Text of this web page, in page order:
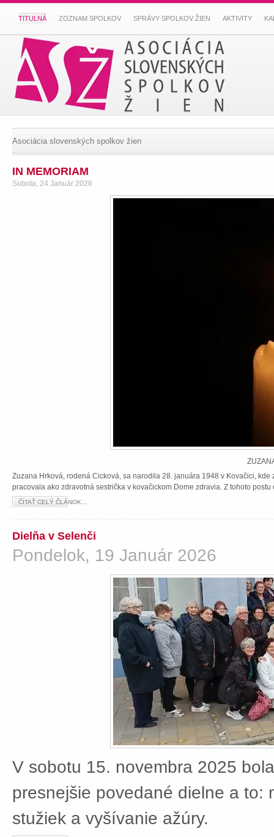
TITULNÁ ZOZNAM SPOLKOV SPRÁVY SPOLKOV ŽIEN AKTIVITY
Asociácia slovenských spolkov žien
IN MEMORIAM
Sobota, 24 Január 2026
Zuzana Hrková, rodená Cicková, sa narodila 28. januára 1948 v Kovačici,
pracovala ako zdravotná sestrička v kovačickom Dome zdravia. Z tohoto
ČÍTAŤ CELÝ ČLÁNOK...
Dielňa v Selenči
Pondelok, 19 Január 2026
V sobotu 15. novembra 2025
presnejšie povedané dielne a to:
stužiek a vyšívanie ažúry.